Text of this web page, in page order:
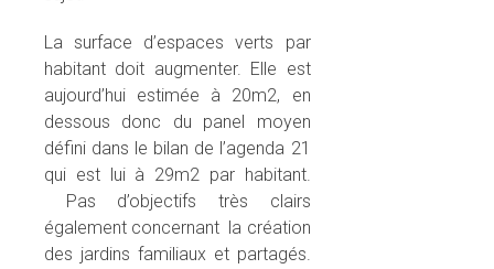
La surface d’espaces verts par
habitant doit augmenter. Elle est
aujourd’hui estimée à 20m2, en
dessous donc du panel moyen
défini dans le bilan de l’agenda 21
qui est lui à 29m2 par habitant.
Pas d’objectifs très clairs
également concernant la création
des jardins familiaux et partagés.